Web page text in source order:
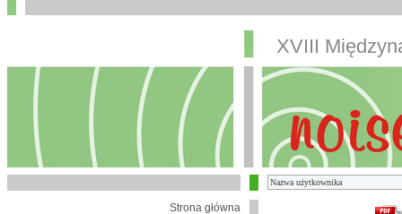
XVIII
Strona główna